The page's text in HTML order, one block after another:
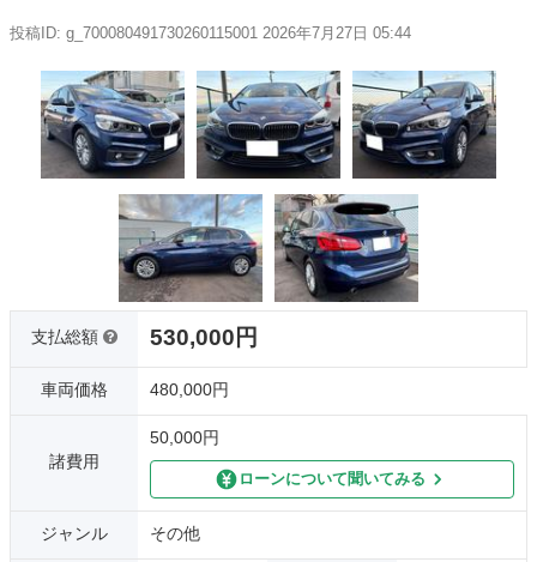
投稿ID: g_700080491730260115001 2026年7月27日 05:44
支払総額 530,000円
車両価格 480,000円
諸費用
50,000円
ローンについて聞いてみる
ジャンル その他